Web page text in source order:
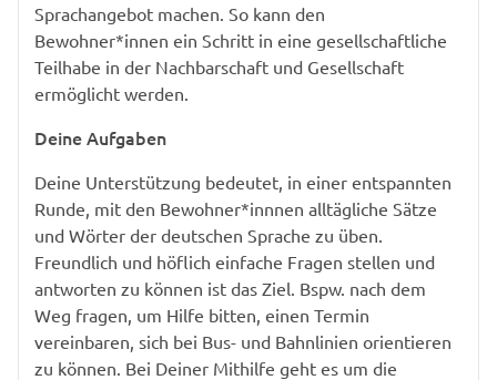
Sprachangebot machen. So kann den
Bewohner*innen ein Schritt in eine gesellschaftliche
Teilhabe in der Nachbarschaft und Gesellschaft
ermöglicht werden.
Deine Aufgaben
Deine Unterstützung bedeutet, in einer entspannten
Runde, mit den Bewohner*innnen alltägliche Sätze
und Wörter der deutschen Sprache zu üben.
Freundlich und höflich einfache Fragen stellen und
antworten zu können ist das Ziel. Bspw. nach dem
Weg fragen, um Hilfe bitten, einen Termin
vereinbaren, sich bei Bus- und Bahnlinien orientieren
zu können. Bei Deiner Mithilfe geht es um die